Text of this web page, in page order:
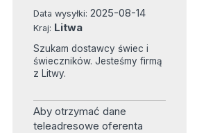
Data wysyłki: 2025-08-14
Kraj: Litwa
Szukam dostawcy świec i
świeczników. Jesteśmy firmą
z Litwy.
Aby otrzymać dane
teleadresowe oferenta